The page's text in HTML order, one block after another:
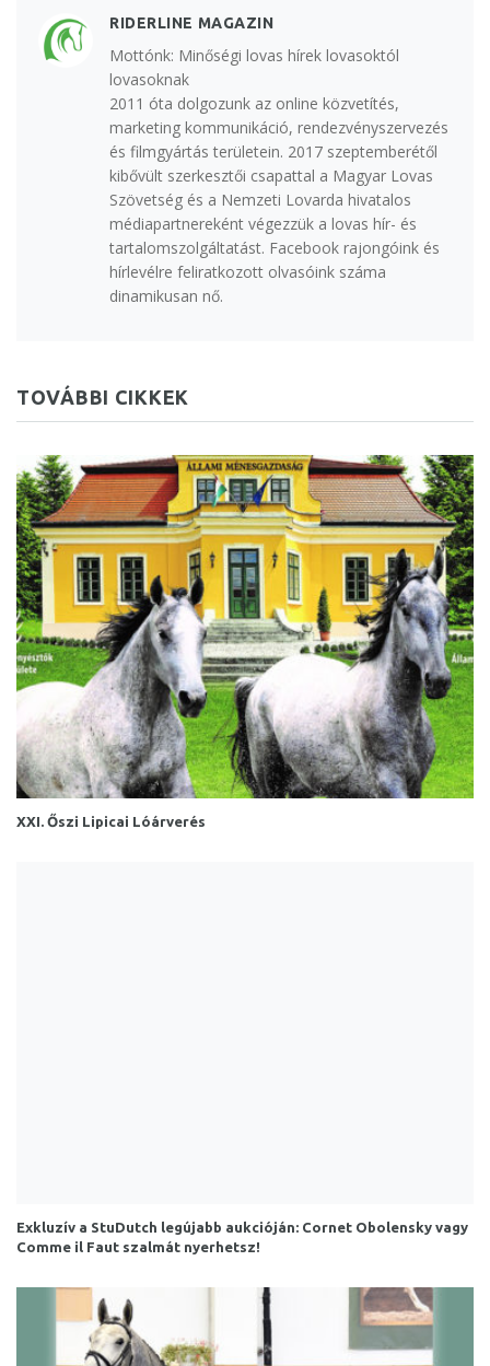
RIDERLINE MAGAZIN
Mottónk: Minőségi lovas hírek lovasoktól
lovasoknak
2011 óta dolgozunk az online közvetítés,
marketing kommunikáció, rendezvényszervezés
és filmgyártás területein. 2017 szeptemberétől
kibővült szerkesztői csapattal a Magyar Lovas
Szövetség és a Nemzeti Lovarda hivatalos
médiapartnereként végezzük a lovas hír- és
tartalomszolgáltatást. Facebook rajongóink és
hírlevélre feliratkozott olvasóink száma
dinamikusan nő.
TOVÁBBI CIKKEK
XXI. Őszi Lipicai Lóárverés
Exkluzív a StuDutch legújabb aukcióján: Cornet Obolensky vagy
Comme il Faut szalmát nyerhetsz!